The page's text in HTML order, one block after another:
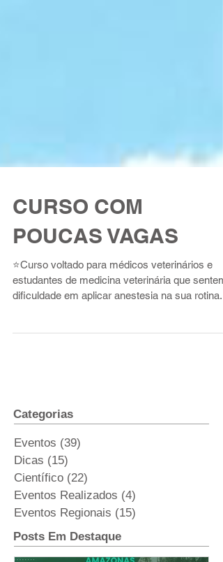
CURSO COM
POUCAS VAGAS
⭐️Curso voltado para médicos veterinários e
Categorias
Eventos (39)39 posts
Dicas (15)15 posts
Científico (22)22 posts
Eventos Realizados
Eventos Regionais (15)15 posts